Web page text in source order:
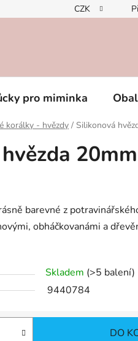
CZK
pro miminka
korálky - hvězdy / Silikonová
barevné z
obháčkovanámi a
Skladem (>5 balení)
9440784
DO